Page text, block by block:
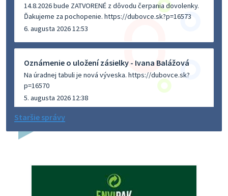
14.8.2026 bude ZATVORENÉ z dôvodu čerpania dovolenky.
Ďakujeme za pochopenie. https://dubovce.sk?p=16573
6. augusta 2026 12:53
Oznámenie o uložení zásielky - Ivana Balážová
Na úradnej tabuli je nová výveska. https://dubovce.sk?
p=16570
5. augusta 2026 12:38
Dovolenka - MUDr. Marián Sivoň
budeZATVORENÁ z dôvodu čerpania dovolenky. Akútne
prípady bude riešiť MUDr.Fisch…
Staršie správy